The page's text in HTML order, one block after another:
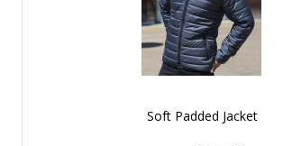
Soft Padded Jacket